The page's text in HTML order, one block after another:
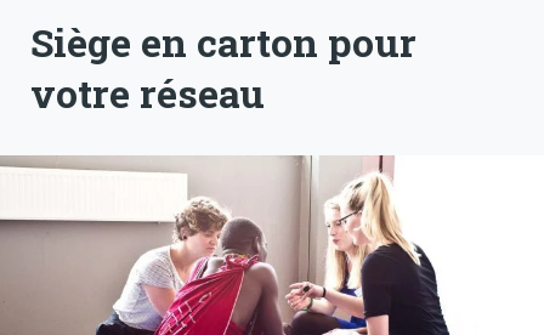
Siège en carton pour
votre réseau